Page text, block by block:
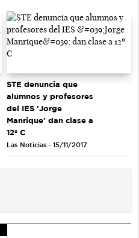
STE denuncia que
alumnos y profesores
del IES 'Jorge
Manrique' dan clase a
12º C
Las Noticias - 15/11/2017